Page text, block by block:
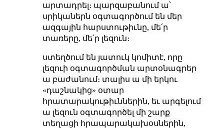
արտադրել։ պարզաբանում ա՝
սրիկաներն օգտագործում են մեր
ազգային հարստութիւնը, մե՛ր
տառերը, մե՛ր լեզուն։
ստեղծում են յատուկ կոմիտէ, որը
լեզուի օգտագործման արտօնագրեր
ա բաժանում։ տալիս ա մի երկու
«դաշնակից» օտար
հրատարակութիւններին, եւ արգելում
ա լեզուն օգտագործել մի շարք
տեղացի հրապարակախօսներին,